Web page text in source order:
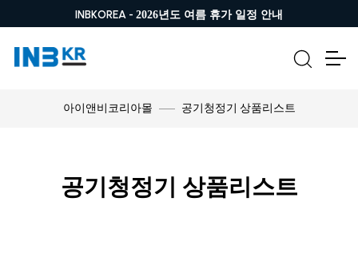
INBKOREA - 2026년도 여름 휴가 일정 안내
아이앤비코리아몰 공기청정기 상품리스트
공기청정기 상품리스트